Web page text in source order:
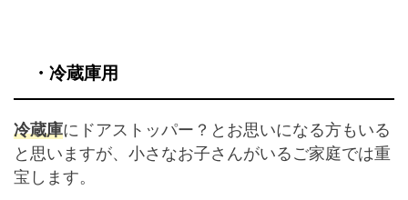
・ 冷蔵庫用
冷蔵庫にドアストッパー？とお思いになる方もいる
と思いますが、小さなお子さんがいるご家庭では重
宝します。